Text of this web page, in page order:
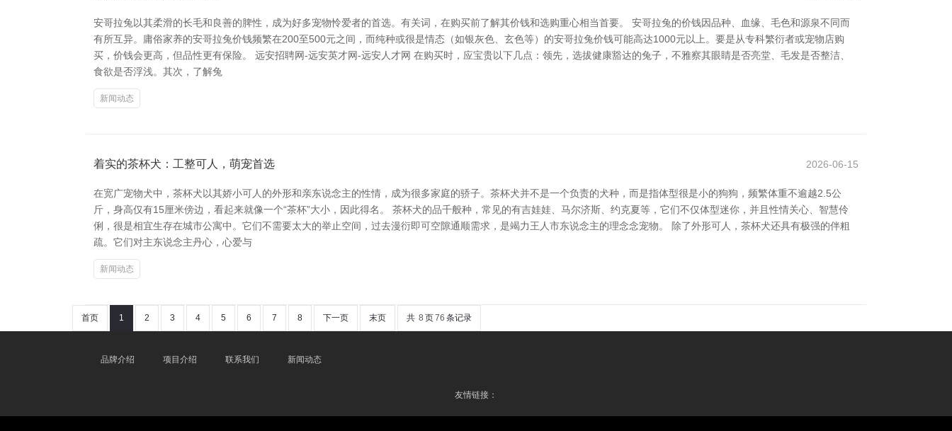
安哥拉兔以其柔滑的长毛和良善的脾性，成为好多宠物怜爱者的首选。有关词，在购买前了解其价钱和选购重心相当首要。 安哥拉兔的价钱因品种、血缘、毛色和源泉不同而
有所互异。庸俗家养的安哥拉兔价钱频繁在200至500元之间，而纯种或很是情态（如银灰色、玄色等）的安哥拉兔价钱可能高达1000元以上。要是从专科繁衍者或宠物店购
买，价钱会更高，但品性更有保险。 远安招聘网-远安英才网-远安人才网 在购买时，应宝贵以下几点：领先，选拔健康豁达的兔子，不雅察其眼睛是否亮堂、毛发是否整洁、
食欲是否浮浅。其次，了解兔
新闻动态
着实的茶杯犬：工整可人，萌宠首选 2026-06-15
在宽广宠物犬中，茶杯犬以其娇小可人的外形和亲东说念主的性情，成为很多家庭的骄子。茶杯犬并不是一个负责的犬种，而是指体型很是小的狗狗，频繁体重不逾越2.5公
斤，身高仅有15厘米傍边，看起来就像一个“茶杯”大小，因此得名。 茶杯犬的品千般种，常见的有吉娃娃、马尔济斯、约克夏等，它们不仅体型迷你，并且性情关心、智慧伶
俐，很是相宜生存在城市公寓中。它们不需要太大的举止空间，过去漫衍即可空隙通顺需求，是竭力王人市东说念主的理念念宠物。 除了外形可人，茶杯犬还具有极强的伴粗
疏。它们对主东说念主丹心，心爱与
新闻动态
首页 1 2 3 4 5 6 7 8 下一页 末页 共 8 页76 条记录
品牌介绍 项目介绍 联系我们 新闻动态
友情链接：